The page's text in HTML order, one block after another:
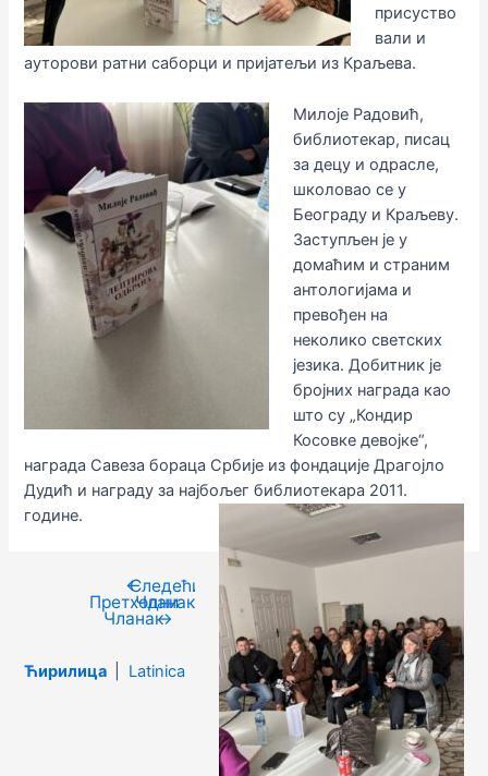
присуство
вали и
ауторови ратни саборци и пријатељи из Краљева.
Милоје Радовић,
библиотекар, писац
за децу и одрасле,
школовао се у
Београду и Краљеву.
Заступљен је у
домаћим и страним
антологијама и
превођен на
неколико светских
језика. Добитник је
бројних награда као
што су „Кондир
Косовке девојке“,
награда Савеза бораца Србије из фондације Драгојло
Дудић и награду за најбољег библиотекара 2011.
године.
Кретање
чланка
←
Претходни
Чланак
Следећи
Чланак
→
Ћирилица Latinica